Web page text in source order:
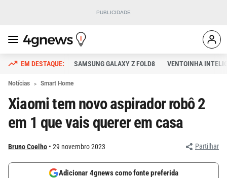
SAMSUNG GALAXY Z FOLD8 VENTOINHA
Notícias Smart Home
Xiaomi tem novo aspirador robô 2
em 1 que vais querer em casa
Bruno Coelho 29 novembro 2023 Partilhar
Adicionar 4gnews como fonte preferida